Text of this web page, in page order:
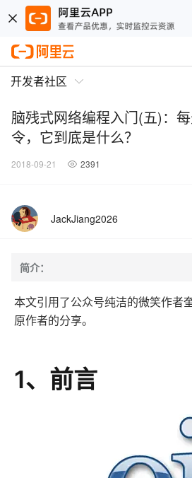
开发者社区
脑残式网络编程入门(五)：
令，它到底是什么？
2018-09-21 2391
JackJiang2026
简介：
本文引用了公众号纯洁的微笑作者
原作者的分享。
1、前言